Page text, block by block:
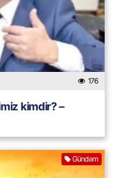
176
kimdir? –
Gündəm